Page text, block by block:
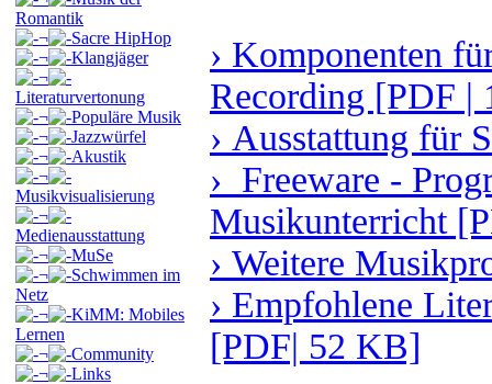
Romantik
¬
Sacre HipHop
¬
Klangjäger
¬
Literaturvertonung
¬
Populäre Musik
¬
Jazzwürfel
¬
Akustik
¬
Musikvisualisierung
¬
Medienausstattung
¬
MuSe
¬
Schwimmen im
Netz
¬
KiMM: Mobiles
Lernen
¬
Community
¬
Links
› Komponenten
Recording [PDF |
› Ausstattung für
› Freeware -
Musikunterricht
› Weitere
› Empfohlene
[PDF| 52 KB]